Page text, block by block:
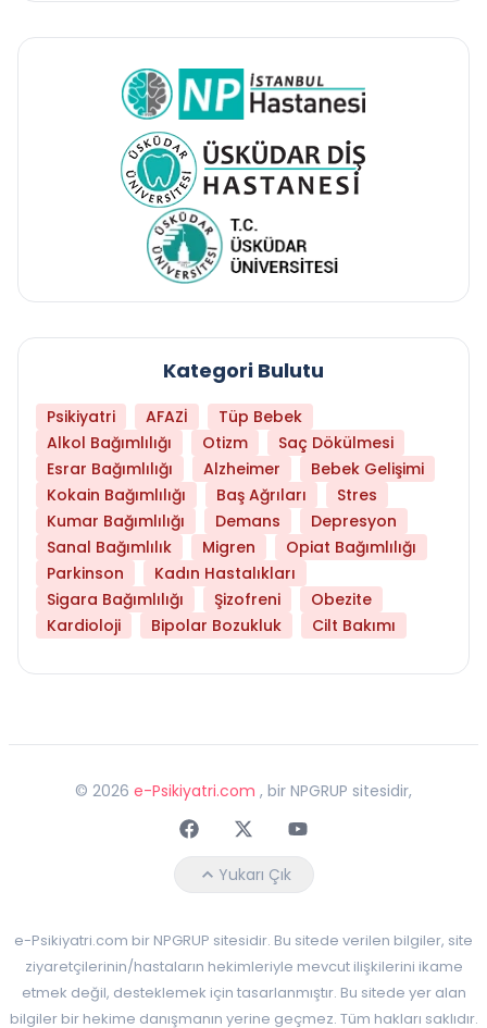
Kategori Bulutu
Psikiyatri AFAZİ
Tüp Bebek
Alkol Bağımlılığı
Otizm
Saç Dökülmesi
Esrar Bağımlılığı
Alzheimer
Bebek Gelişimi
Kokain Bağımlılığı
Baş Ağrıları
Stres
Kumar Bağımlılığı
Demans
Depresyon
Sanal Bağımlılık
Migren
Opiat Bağımlılığı
Parkinson
Kadın Hastalıkları
Sigara Bağımlılığı
Şizofreni
Obezite
Kardioloji
Bipolar Bozukluk Cilt Bakımı
© 2026 e-Psikiyatri.com , bir NPGRUP sitesidir,
FaceebokTwitterYoutube
Yukarı Çık
e-Psikiyatri.com bir NPGRUP sitesidir. Bu sitede verilen bilgiler, site
ziyaretçilerinin/hastaların hekimleriyle mevcut ilişkilerini ikame
etmek değil, desteklemek için tasarlanmıştır. Bu sitede yer alan
bilgiler bir hekime danışmanın yerine geçmez. Tüm hakları saklıdır.